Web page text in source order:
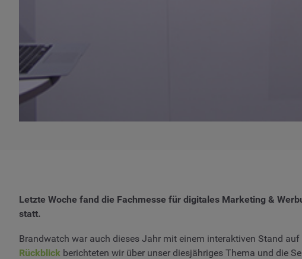
Letzte Woche fand die Fachmesse für digitales Marketing &
statt.
Brandwatch war auch dieses Jahr mit einem interaktiven Stand
Rückblick berichteten wir über unser diesjähriges Thema und die